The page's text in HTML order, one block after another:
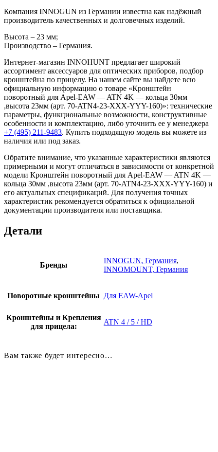
Компания INNOGUN из Германии известна как надёжный
производитель качественных и долговечных изделий.
Высота – 23 мм;
Производство – Германия.
Интернет-магазин INNOHUNT предлагает широкий
ассортимент аксессуаров для оптических приборов, подбор
кронштейна по прицелу. На нашем сайте вы найдете всю
официальную информацию о товаре «Кронштейн
поворотный для Apel-EAW — ATN 4K — кольца 30мм
,высота 23мм (арт. 70-ATN4-23-XXX-YYY-160)»: технические
параметры, функциональные возможности, конструктивные
особенности и комплектацию, либо уточнить ее у менеджера
+7 (495) 211-9483. Купить подходящую модель вы можете из
наличия или под заказ.
Обратите внимание, что указанные характеристики являются
примерными и могут отличаться в зависимости от конкретной
модели Кронштейн поворотный для Apel-EAW — ATN 4K —
кольца 30мм ,высота 23мм (арт. 70-ATN4-23-XXX-YYY-160) и
его актуальных спецификаций. Для получения точных
характеристик рекомендуется обратиться к официальной
документации производителя или поставщика.
Детали
Бренды
INNOGUN, Германия,
INNOMOUNT, Германия
Поворотные кронштейны Для EAW-Apel
Кронштейны и Крепления
для прицела:
ATN 4 / 5 / HD
Вам также будет интересно…